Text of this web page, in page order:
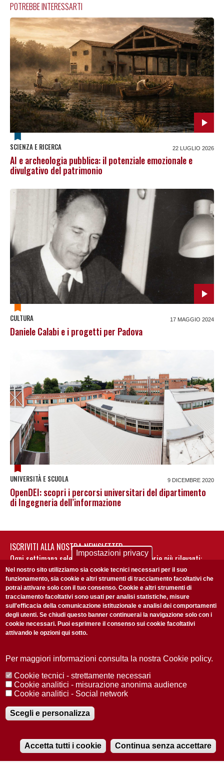
POTREBBE INTERESSARTI
SCIENZA E RICERCA 22 LUGLIO 2026
AI e archeologia pubblica: il potenziale emozionale e
divulgativo del patrimonio
CULTURA 17 MAGGIO 2024
Daniele Calabi e i progetti per Padova
UNIVERSITÀ E SCUOLA 9 DICEMBRE 2020
OpenDEI: scopri i percorsi universitari del dipartimento
di Ingegneria dell’informazione
ISCRIVITI ALLA NOSTRA NEWSLETTER
Ogni settimana selezioniamo per te nostre storie più rilevanti:
non perderti gli aggiornamenti della nostra newsletter
Accetto laPrivacy Policy
Redazione Copyright Privacy
Area stampa
© 2025 Università di Padova
Registrazione presso il Tribunale di Padova n. 2097/2012 del 18 giugno
2012
Impostazioni privacy
Nel nostro sito utilizziamo sia cookie tecnici necessari per il suo
funzionamento, sia cookie e altri strumenti di tracciamento facoltativi che
potrai attivare solo con il tuo consenso. Cookie e altri strumenti di
tracciamento facoltativi sono usati per analisi statistiche, misure
sull'efficacia della comunicazione istituzionale e analisi dei comportamenti
degli utenti. Se chiudi questo banner continuerai la navigazione solo con i
cookie necessari. Puoi esprimere il consenso sui cookie facoltativi
attivando le opzioni qui sotto.
Per maggiori informazioni consulta la nostra Cookie policy.
Cookie tecnici - strettamente necessari
Cookie analitici - misurazione anonima audience
Cookie analitici - Social network
Scegli e personalizza
Accetta tutti i cookie Continua senza accettare